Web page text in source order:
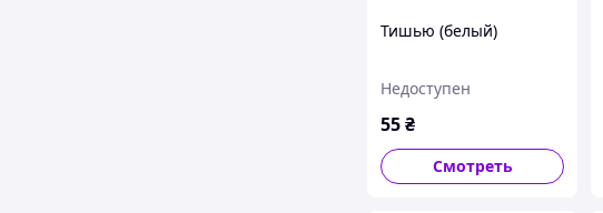
Тишью (белый)
Недоступен
55₴
Смотреть